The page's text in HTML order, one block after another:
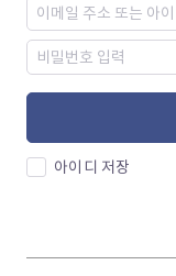
아이디 저장